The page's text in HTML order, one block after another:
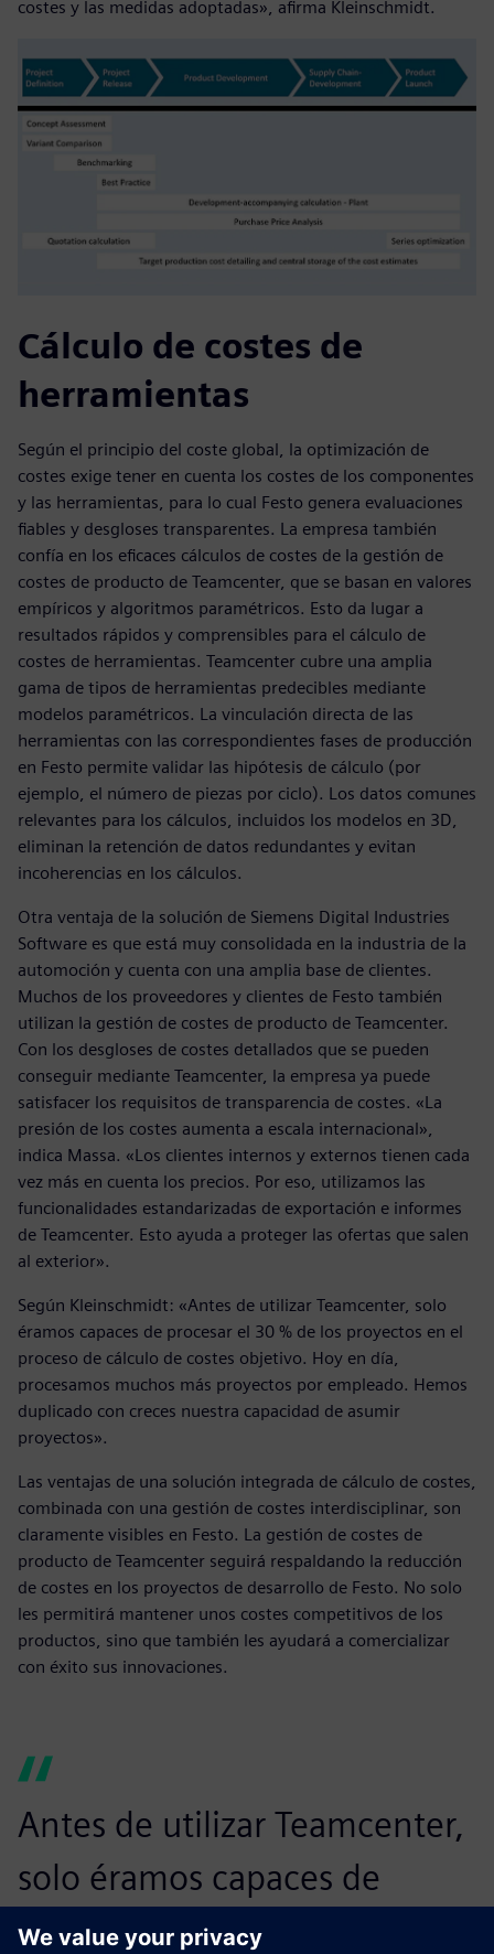
costes y las medidas adoptadas», afirma Kleinschmidt.
Cálculo de costes de
herramientas
Según el principio del coste global, la optimización de
costes exige tener en cuenta los costes de los componentes
y las herramientas, para lo cual Festo genera evaluaciones
fiables y desgloses transparentes. La empresa también
confía en los eficaces cálculos de costes de la gestión de
costes de producto de Teamcenter, que se basan en valores
empíricos y algoritmos paramétricos. Esto da lugar a
resultados rápidos y comprensibles para el cálculo de
costes de herramientas. Teamcenter cubre una amplia
gama de tipos de herramientas predecibles mediante
modelos paramétricos. La vinculación directa de las
herramientas con las correspondientes fases de producción
en Festo permite validar las hipótesis de cálculo (por
ejemplo, el número de piezas por ciclo). Los datos comunes
relevantes para los cálculos, incluidos los modelos en 3D,
eliminan la retención de datos redundantes y evitan
incoherencias en los cálculos.
Otra ventaja de la solución de Siemens Digital Industries
Software es que está muy consolidada en la industria de la
automoción y cuenta con una amplia base de clientes.
Muchos de los proveedores y clientes de Festo también
utilizan la gestión de costes de producto de Teamcenter.
Con los desgloses de costes detallados que se pueden
conseguir mediante Teamcenter, la empresa ya puede
satisfacer los requisitos de transparencia de costes. «La
presión de los costes aumenta a escala internacional»,
indica Massa. «Los clientes internos y externos tienen cada
vez más en cuenta los precios. Por eso, utilizamos las
funcionalidades estandarizadas de exportación e informes
de Teamcenter. Esto ayuda a proteger las ofertas que salen
al exterior».
Según Kleinschmidt: «Antes de utilizar Teamcenter, solo
éramos capaces de procesar el 30 % de los proyectos en el
proceso de cálculo de costes objetivo. Hoy en día,
procesamos muchos más proyectos por empleado. Hemos
duplicado con creces nuestra capacidad de asumir
proyectos».
Las ventajas de una solución integrada de cálculo de costes,
combinada con una gestión de costes interdisciplinar, son
claramente visibles en Festo. La gestión de costes de
producto de Teamcenter seguirá respaldando la reducción
de costes en los proyectos de desarrollo de Festo. No solo
les permitirá mantener unos costes competitivos de los
productos, sino que también les ayudará a comercializar
con éxito sus innovaciones.
Antes de utilizar Teamcenter,
solo éramos capaces de
asumir el 30 % de los